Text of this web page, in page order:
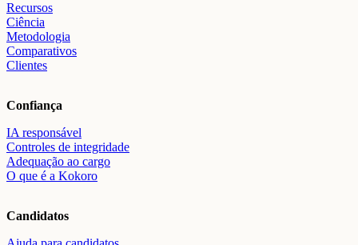
Recursos
Ciência
Metodologia
Comparativos
Clientes
Confiança
IA responsável
Controles de integridade
Adequação ao cargo
O que é a Kokoro
Candidatos